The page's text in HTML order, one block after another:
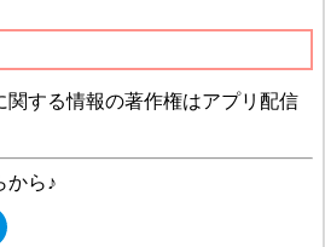
関する情報の著作権はアプリ配信
から♪